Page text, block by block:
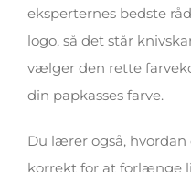
eksperternes bedste
logo, så det står
vælger den rette
din papkasses farve.
Du lærer også,
korrekt for at forlænge